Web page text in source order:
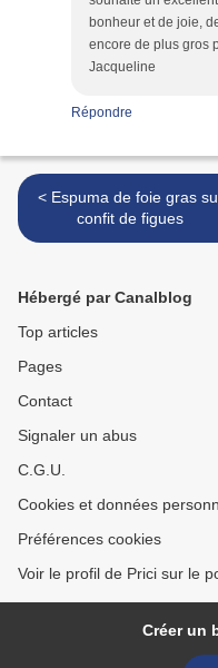
bonheur et de joie,
encore de plus gros
Jacqueline
Répondre
< Espuma de foie gras sur
confit de figues
Hébergé par Canalblog
Top articles
Pages
Contact
Signaler un abus
C.G.U.
Cookies et données
Préférences cookies
Voir le profil de Prici sur le
Créer un